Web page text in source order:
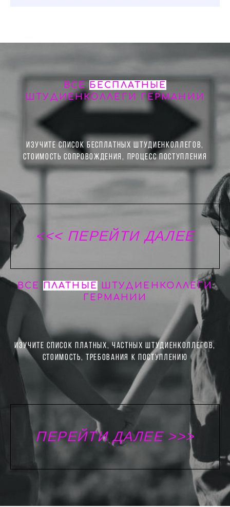
ВСЕ
БЕСПЛАТНЫЕ
ШТУДИЕНКОЛЛЕГИ ГЕРМАНИИ
изучите Список бесплатных штудиенколлегов,
стоимость сопровождения, процесс поступления
<<< ПЕРЕЙТИ ДАЛЕЕ
ВСЕ ПЛАТНЫЕ
ШТУДИЕНКОЛЛЕГИ
ГЕРМАНИИ
ИЗУЧИТЕ СПИСОК ПЛАТНЫХ, ЧАСТНЫХ ШТУДИЕНКОЛЛЕГОВ,
СТОИМОСТЬ, ТРЕБОВАНИЯ К ПОСТУПЛЕНИЮ
ПЕРЕЙТИ ДАЛЕЕ >>>